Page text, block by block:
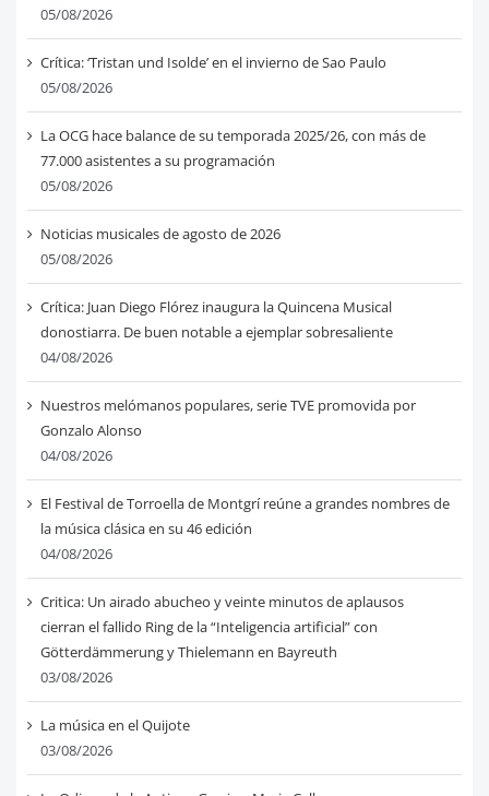
05/08/2026
Crítica: ‘Tristan und Isolde’ en el invierno de Sao Paulo
05/08/2026
La OCG hace balance de su temporada 2025/26, con más de
77.000 asistentes a su programación
05/08/2026
Noticias musicales de agosto de 2026
05/08/2026
Crítica: Juan Diego Flórez inaugura la Quincena Musical
donostiarra. De buen notable a ejemplar sobresaliente
04/08/2026
Nuestros melómanos populares, serie TVE promovida por
Gonzalo Alonso
04/08/2026
El Festival de Torroella de Montgrí reúne a grandes nombres de
la música clásica en su 46 edición
04/08/2026
Critica: Un airado abucheo y veinte minutos de aplausos
cierran el fallido Ring de la “Inteligencia artificial” con
Götterdämmerung y Thielemann en Bayreuth
03/08/2026
La música en el Quijote
03/08/2026